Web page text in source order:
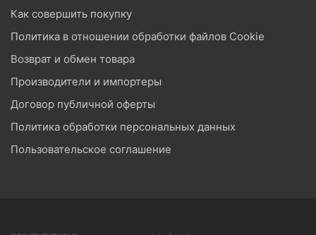
Как совершить покупку
Политика в отношении обработки файлов Cookie
Возврат и обмен товара
Производители и импортеры
Договор публичной оферты
Политика обработки персональных данных
Пользовательское соглашение